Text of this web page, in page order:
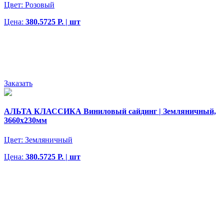
Цвет: Розовый
Цена: 380.5725 Р. | шт
Заказать
АЛЬТА КЛАССИКА Виниловый сайдинг | Земляничный,
3660х230мм
Цвет: Земляничный
Цена: 380.5725 Р. | шт